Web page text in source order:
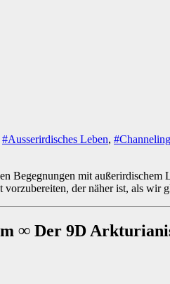
#Ausserirdisches Leben, #Channeling
Begegnungen mit
der näher ist, als wir
∞ Der 9D